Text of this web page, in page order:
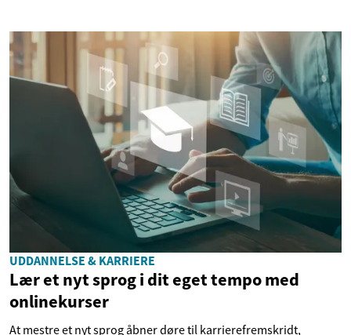
UDDANNELSE & KARRIERE
Lær et nyt sprog i dit eget tempo med
onlinekurser
At mestre et nyt sprog åbner døre til karrierefremskridt,